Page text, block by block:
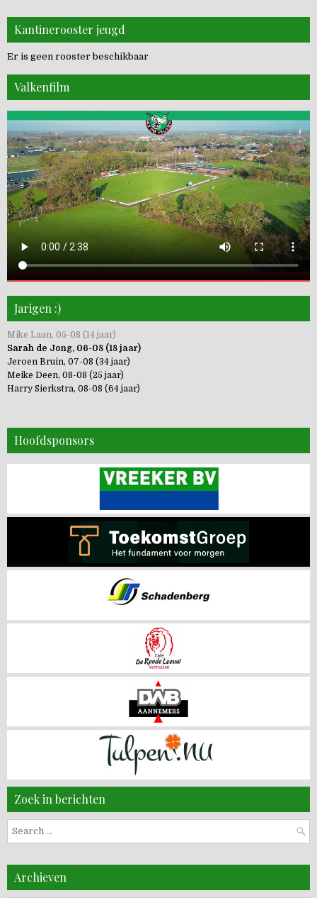
Kantinerooster jeugd
Er is geen rooster beschikbaar
Valkenfilm
Jarigen :)
Mike Laan, 05-08 (14 jaar)
Sarah de Jong, 06-08 (18 jaar)
Jeroen Bruin, 07-08 (34 jaar)
Meike Deen, 08-08 (25 jaar)
Harry Sierkstra, 08-08 (64 jaar)
Hoofdsponsors
Zoek in berichten
Search
for:
Archieven